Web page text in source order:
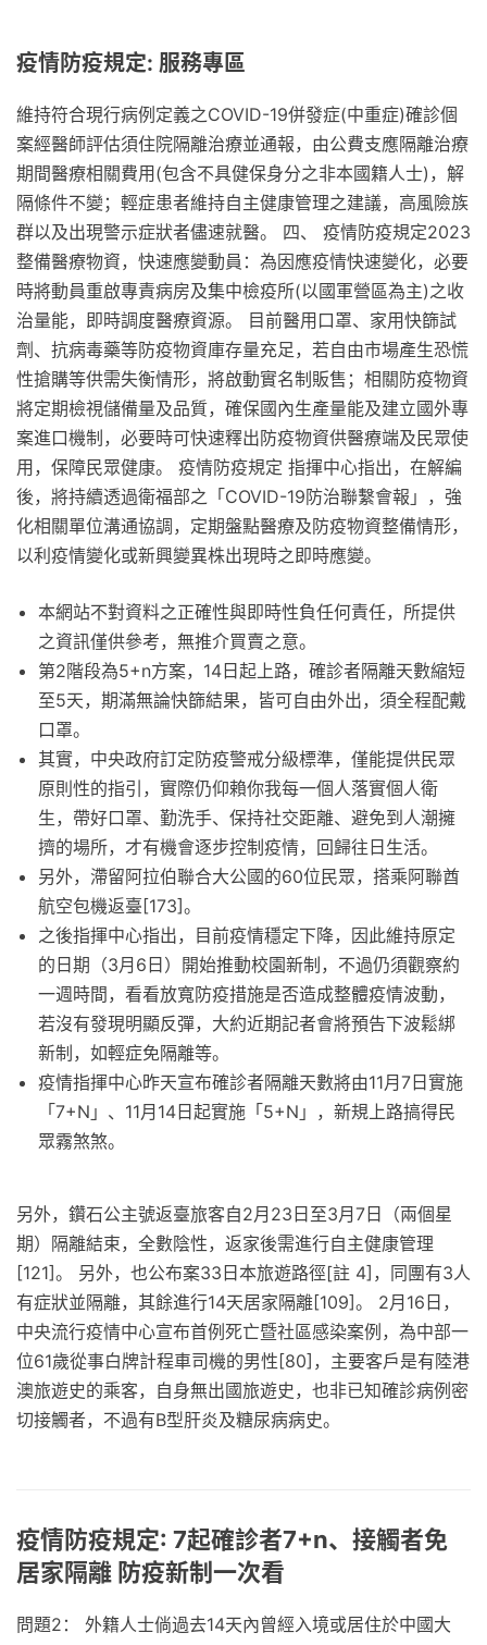
疫情防疫規定: 服務專區
維持符合現行病例定義之COVID-19併發症(中重症)確診個
案經醫師評估須住院隔離治療並通報，由公費支應隔離治療
期間醫療相關費用(包含不具健保身分之非本國籍人士)，解
隔條件不變；輕症患者維持自主健康管理之建議，高風險族
群以及出現警示症狀者儘速就醫。 四、 疫情防疫規定2023
整備醫療物資，快速應變動員：為因應疫情快速變化，必要
時將動員重啟專責病房及集中檢疫所(以國軍營區為主)之收
治量能，即時調度醫療資源。 目前醫用口罩、家用快篩試
劑、抗病毒藥等防疫物資庫存量充足，若自由市場產生恐慌
性搶購等供需失衡情形，將啟動實名制販售；相關防疫物資
將定期檢視儲備量及品質，確保國內生產量能及建立國外專
案進口機制，必要時可快速釋出防疫物資供醫療端及民眾使
用，保障民眾健康。 疫情防疫規定 指揮中心指出，在解編
後，將持續透過衛福部之「COVID-19防治聯繫會報」，強
化相關單位溝通協調，定期盤點醫療及防疫物資整備情形，
以利疫情變化或新興變異株出現時之即時應變。
本網站不對資料之正確性與即時性負任何責任，所提供
之資訊僅供參考，無推介買賣之意。
第2階段為5+n方案，14日起上路，確診者隔離天數縮短
至5天，期滿無論快篩結果，皆可自由外出，須全程配戴
口罩。
其實，中央政府訂定防疫警戒分級標準，僅能提供民眾
原則性的指引，實際仍仰賴你我每一個人落實個人衛
生，帶好口罩、勤洗手、保持社交距離、避免到人潮擁
擠的場所，才有機會逐步控制疫情，回歸往日生活。
另外，滯留阿拉伯聯合大公國的60位民眾，搭乘阿聯酋
航空包機返臺[173]。
之後指揮中心指出，目前疫情穩定下降，因此維持原定
的日期（3月6日）開始推動校園新制，不過仍須觀察約
一週時間，看看放寬防疫措施是否造成整體疫情波動，
若沒有發現明顯反彈，大約近期記者會將預告下波鬆綁
新制，如輕症免隔離等。
疫情指揮中心昨天宣布確診者隔離天數將由11月7日實施
「7+N」、11月14日起實施「5+N」，新規上路搞得民
眾霧煞煞。
另外，鑽石公主號返臺旅客自2月23日至3月7日（兩個星
期）隔離結束，全數陰性，返家後需進行自主健康管理
[121]。 另外，也公布案33日本旅遊路徑[註 4]，同團有3人
有症狀並隔離，其餘進行14天居家隔離[109]。 2月16日，
中央流行疫情中心宣布首例死亡暨社區感染案例，為中部一
位61歲從事白牌計程車司機的男性[80]，主要客戶是有陸港
澳旅遊史的乘客，自身無出國旅遊史，也非已知確診病例密
切接觸者，不過有B型肝炎及糖尿病病史。
疫情防疫規定: 7起確診者7+n、接觸者免
居家隔離 防疫新制一次看
問題2： 外籍人士倘過去14天內曾經入境或居住於中國大